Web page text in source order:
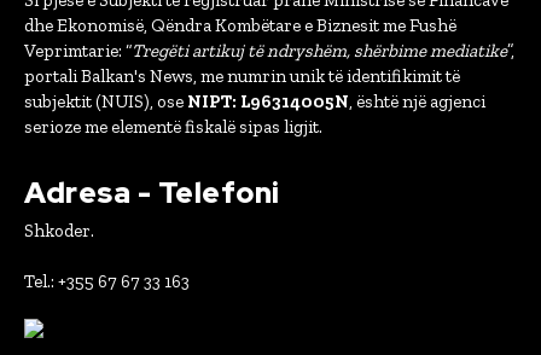
dhe Ekonomisë, Qëndra Kombëtare e Biznesit me Fushë
Veprimtarie: “Tregëti artikuj të ndryshëm, shërbime mediatike”,
portali Balkan's News, me numrin unik të identifikimit të
subjektit (NUIS), ose NIPT: L96314005N, është një agjenci
serioze me elementë fiskalë sipas ligjit.
Adresa - Telefoni
Shkoder.
Tel.: +355 67 67 33 163